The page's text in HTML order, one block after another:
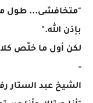
"متخافشى... طول ما
بإذن الله."
لكن أول ما خلّص
-
الشيخ عبد الستار